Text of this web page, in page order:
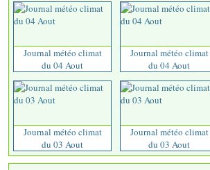
Journal météo climat
du 04 Aout
Journal météo climat
du 04 Aout
Journal météo climat
du 03 Aout
Journal météo climat
du 03 Aout